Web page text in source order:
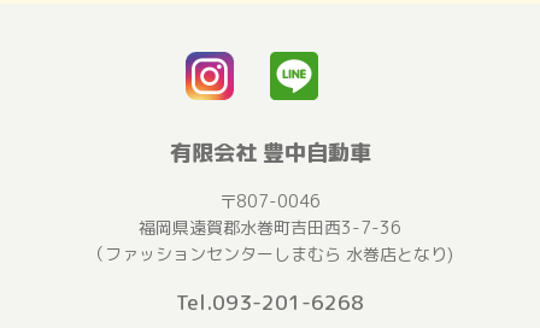
有限会社 豊中自動車
〒807-0046
福岡県遠賀郡水巻町吉田西3-7-36
（ファッションセンターしまむら 水巻店となり)
Tel.093-201-6268